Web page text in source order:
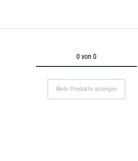
0 von 0
Mehr Produkte anzeigen